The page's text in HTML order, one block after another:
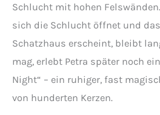
Schlucht mit hohen
sich die Schlucht öffnet und
Schatzhaus erscheint, bleibt
mag, erlebt Petra später noch
Night“ – ein ruhiger, fast
von hunderten Kerzen.